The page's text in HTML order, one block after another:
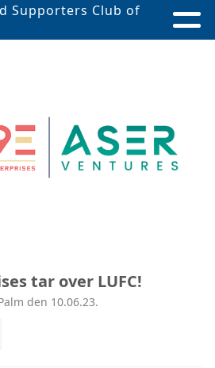
Supporters Club of
tar over LUFC!
den 10.06.23.